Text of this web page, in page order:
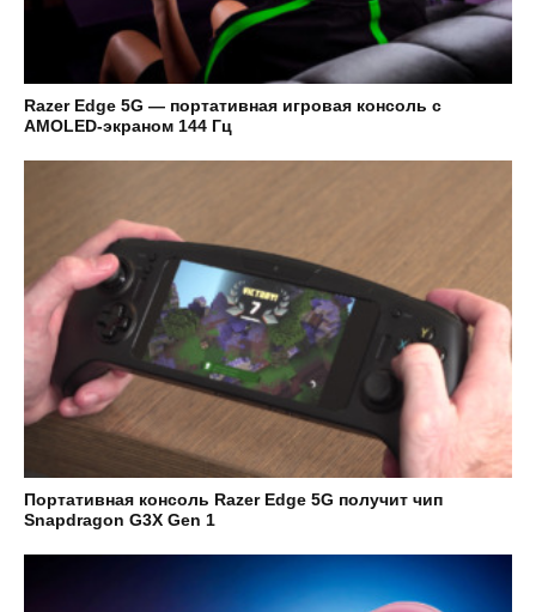
Razer Edge 5G — портативная игровая консоль с
AMOLED-экраном 144 Гц
Портативная консоль Razer Edge 5G получит чип
Snapdragon G3X Gen 1